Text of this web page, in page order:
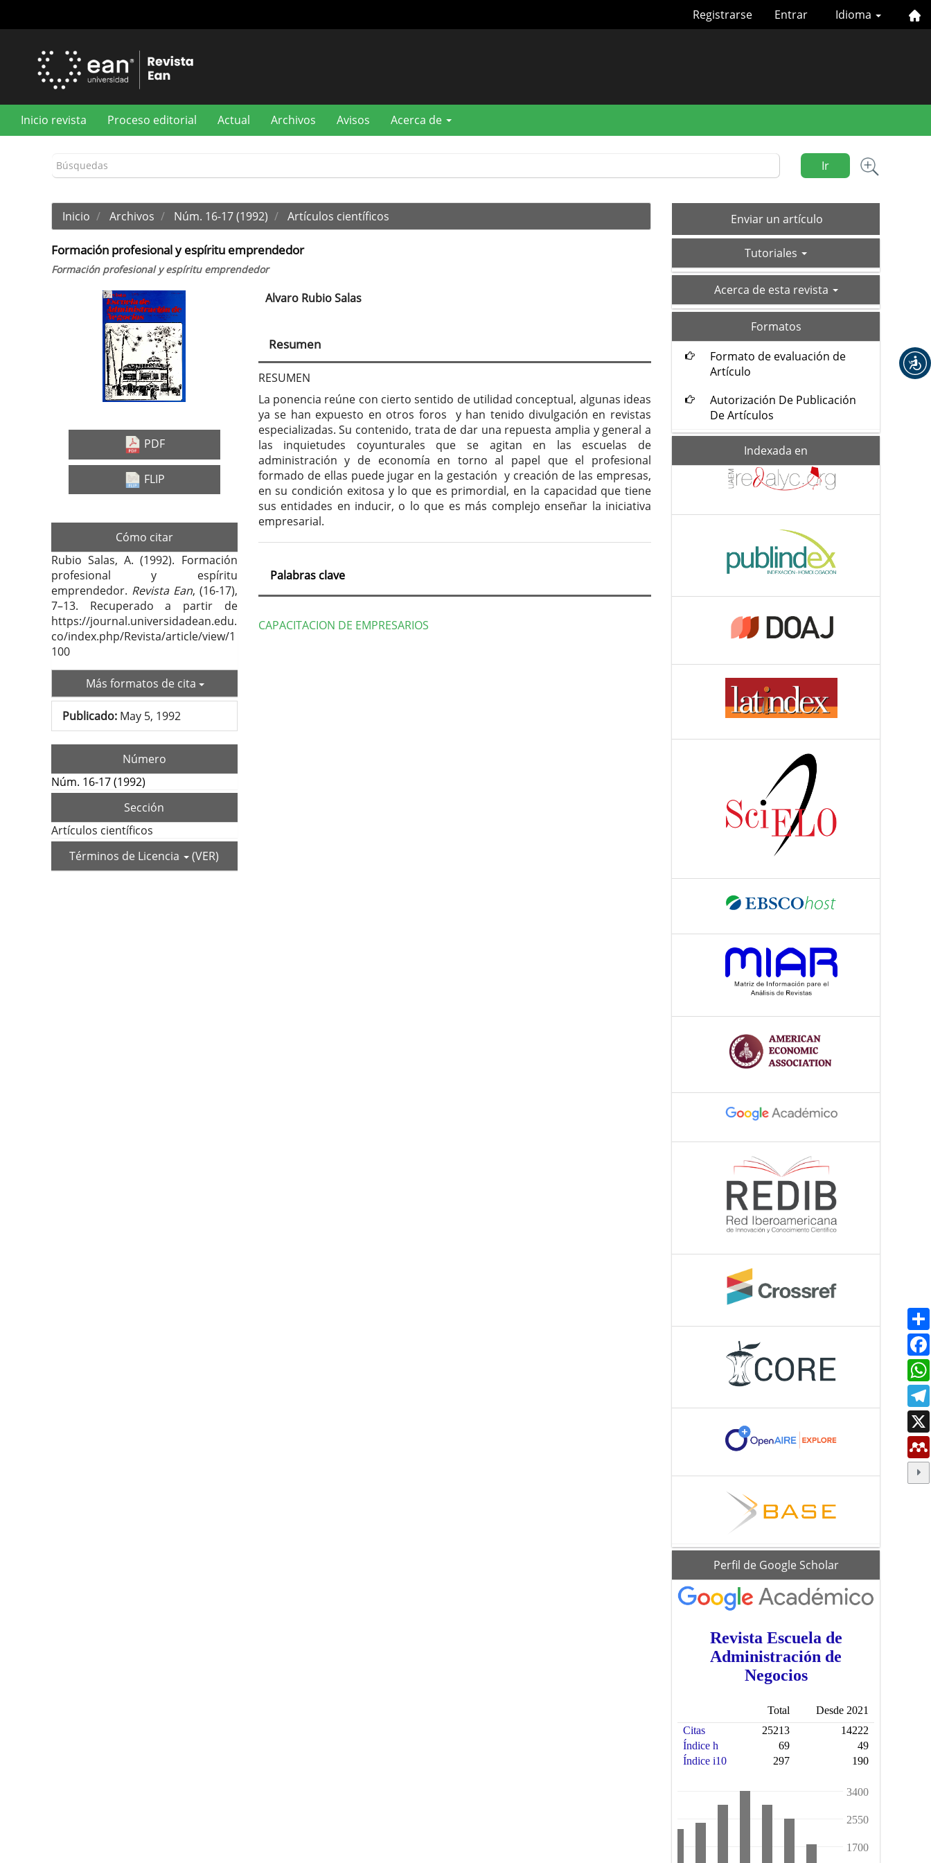
principal
Idioma
Registrarse Entrar
Inicio revista Proceso editorial Actual Archivos Avisos Acerca de
Ir
Inicio Archivos Núm. 16-17 (1992) Artículos científicos
Formación profesional y espíritu emprendedor
Formación profesional y espíritu emprendedor
Barra
lateral
artículo
PDF
FLIP
Cómo citar
Rubio Salas, A. (1992). Formación
profesional y espíritu
emprendedor. Revista Ean, (16-17),
7–13. Recuperado a partir de
https://journal.universidadean.edu.
co/index.php/Revista/article/view/1
100
Más formatos de cita
Publicado: May 5, 1992
Número
Núm. 16-17 (1992)
Sección
Artículos científicos
Términos de Licencia
(VER)
Contenido
principal
del
artículo
Alvaro Rubio Salas
Resumen
RESUMEN
La ponencia reúne con cierto sentido de utilidad conceptual, algunas ideas
ya se han expuesto en otros foros y han tenido divulgación en revistas
especializadas. Su contenido, trata de dar una repuesta amplia y general a
las inquietudes coyunturales que se agitan en las escuelas de
administración y de economía en torno al papel que el profesional
formado de ellas puede jugar en la gestación y creación de las empresas,
en su condición exitosa y lo que es primordial, en la capacidad que tiene
sus entidades en inducir, o lo que es más complejo enseñar la iniciativa
empresarial.
Palabras clave
CAPACITACION DE EMPRESARIOS
Enviar
un
Enviar un artículo
Tutoriales
acerca-Acerca de esta revista
Formatos
Formato de evaluación de
Artículo
Autorización De Publicación
De Artículos
Indexada en
scholarPerfil de Google Scholar